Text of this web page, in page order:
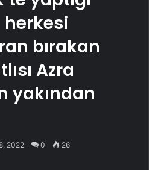
bırakan
Azra
yakından
2022 0 26